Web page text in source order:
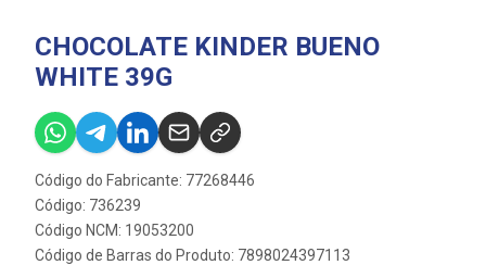
CHOCOLATE KINDER BUENO
WHITE 39G
Código do Fabricante: 77268446
Código: 736239
Código NCM: 19053200
Código de Barras do Produto: 7898024397113